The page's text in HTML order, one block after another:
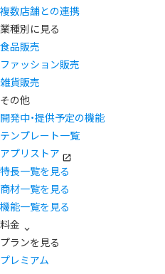
複数店舗との連携
業種別に見る
食品販売
ファッション販売
雑貨販売
その他
開発中・提供予定の機能
テンプレート一覧
アプリストア
特長一覧を見る
商材一覧を見る
機能一覧を見る
料金
プランを見る
プレミアム